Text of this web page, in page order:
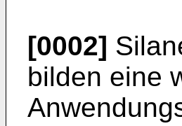
[0002]
bilden eine